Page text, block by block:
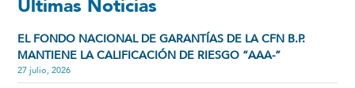
Últimas Noticias
EL FONDO NACIONAL DE GARANTÍAS DE LA CFN B.P.
MANTIENE LA CALIFICACIÓN DE RIESGO “AAA-”
27 julio, 2026